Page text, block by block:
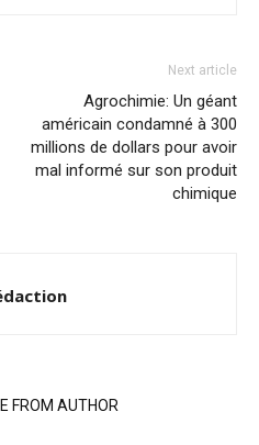
Next article
Agrochimie: Un géant
américain condamné à 300
millions de dollars pour avoir
mal informé sur son produit
chimique
FROM AUTHOR